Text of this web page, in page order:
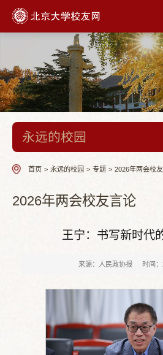
永远的校园
首页 > 永远的校园 > 专题 > 2026年两会校
2026年两会校友言论
王宁：书写新时代
来源：人民政协报 时间